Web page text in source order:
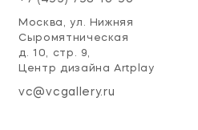
Москва, ул. Нижняя
Сыромятническая
д. 10, стр. 9,
Центр дизайна Artplay
vc@vcgallery.ru